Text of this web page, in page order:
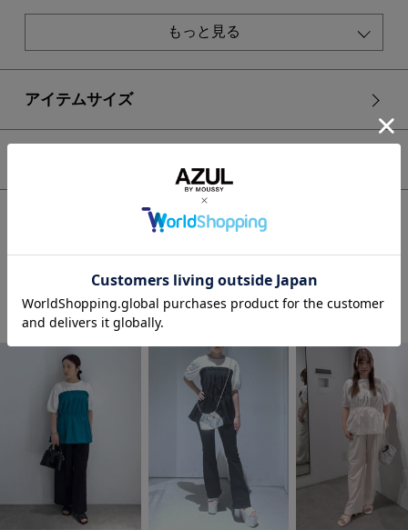
ウエストが細く見えるビスチェデザイン。
着丈を長めに設定しているので、細身のボトムスと合わせても
安心して着用できます。
袖は二の腕が気にならないパフスリーブデザイン。
重ね着風のデザインなので、インナーにも困りません。
■スタイリング
同素材の250ISB31-517F C/T撥水タックワイドパンツ、
250ISB31-518F C/T撥水バルーンギャザースカートと合わせる
とモードなスタイリングが完成します。
デニムに合わせてカジュアルに着こなすのもおすすめです。
カットソーには柔らかなタッチのT/C天竺を使用し、布帛には
気流染めした平織りのポリエステルを使用しております。
気流染めすることで、ナチュラルな表情になっております。
機能性としては、撥水・UVカット・イージーケアを兼ね備え
透け感：なし
裏 地：なし
伸縮性：若干
光沢感：なし
■BLK・L/BEG モデル身長：163cm、着用サイズ：FREEサイ
■BLU モデル身長：170cm、着用サイズ：FREEサイズ
もっと見る
アイテムサイズ
トップス
カットソー
C/T撥水ビスチェドッキングトップス
STAFF COORDINATE